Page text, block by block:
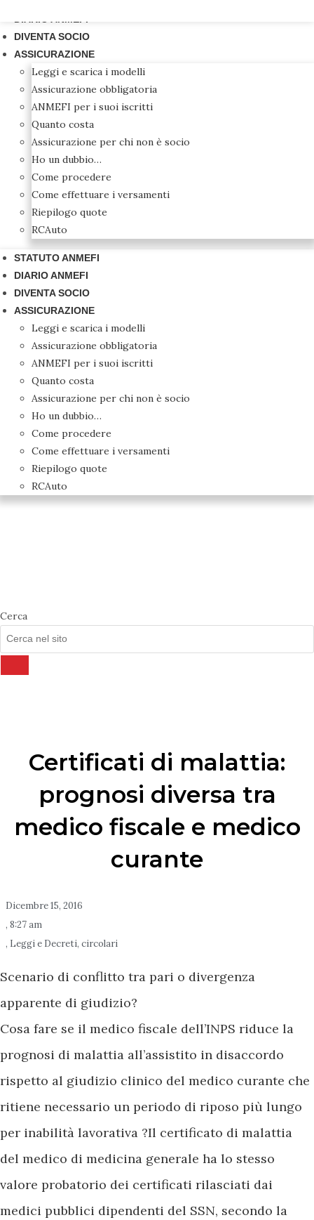
DIVENTA SOCIO
ASSICURAZIONE
Leggi e scarica i modelli
Assicurazione obbligatoria
ANMEFI per i suoi iscritti
Quanto costa
Assicurazione per chi non è socio
Ho un dubbio…
Come procedere
Come effettuare i versamenti
Riepilogo quote
RCAuto
STATUTO ANMEFI
DIARIO ANMEFI
DIVENTA SOCIO
ASSICURAZIONE
Leggi e scarica i modelli
Assicurazione obbligatoria
ANMEFI per i suoi iscritti
Quanto costa
Assicurazione per chi non è socio
Ho un dubbio…
Come procedere
Come effettuare i versamenti
Riepilogo quote
RCAuto
Cerca
Certificati di malattia:
prognosi diversa tra
medico fiscale e medico
curante
Dicembre 15, 2016
, 8:27 am
, Leggi e Decreti, circolari
Scenario di conflitto tra pari o divergenza
apparente di giudizio?
Cosa fare se il medico fiscale dell’INPS riduce la
prognosi di malattia all’assistito in disaccordo
rispetto al giudizio clinico del medico curante che
ritiene necessario un periodo di riposo più lungo
per inabilità lavorativa ?Il certificato di malattia
del medico di medicina generale ha lo stesso
valore probatorio dei certificati rilasciati dai
medici pubblici dipendenti del SSN, secondo la